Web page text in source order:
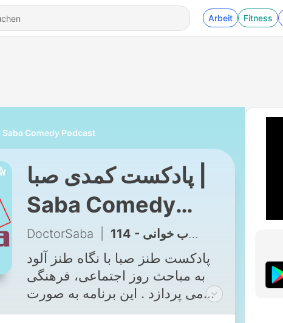
Arbeit Fitness
پادکست کمدی صبا | Saba Comedy Podcast
پادکست کمدی صبا |
Saba Comedy
Podcast
DoctorSaba 114 - دکتر صبا : کتاب و کتاب خوانی
پادکست طنز صبا با نگاه طنز آلود
به مباحث روز اجتماعی، فرهنگی
می پردازد . این برنامه به صورت
مجموعه پادکست منتشر خواهد شد.